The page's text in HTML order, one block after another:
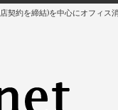
契約を締結)を中心にオフィス